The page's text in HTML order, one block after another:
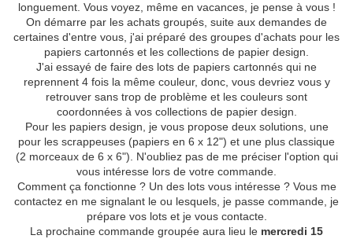
longuement. Vous voyez, même en vacances, je pense à vous !
On démarre par les achats groupés, suite aux demandes de
certaines d'entre vous, j'ai préparé des groupes d'achats pour les
papiers cartonnés et les collections de papier design.
J'ai essayé de faire des lots de papiers cartonnés qui ne
reprennent 4 fois la même couleur, donc, vous devriez vous y
retrouver sans trop de problème et les couleurs sont
coordonnées à vos collections de papier design.
Pour les papiers design, je vous propose deux solutions, une
pour les scrappeuses (papiers en 6 x 12") et une plus classique
(2 morceaux de 6 x 6"). N'oubliez pas de me préciser l'option qui
vous intéresse lors de votre commande.
Comment ça fonctionne ? Un des lots vous intéresse ? Vous me
contactez en me signalant le ou lesquels, je passe commande, je
prépare vos lots et je vous contacte.
La prochaine commande groupée aura lieu le mercredi 15